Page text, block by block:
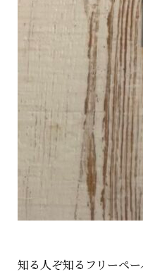
知る人ぞ知るフリーペ